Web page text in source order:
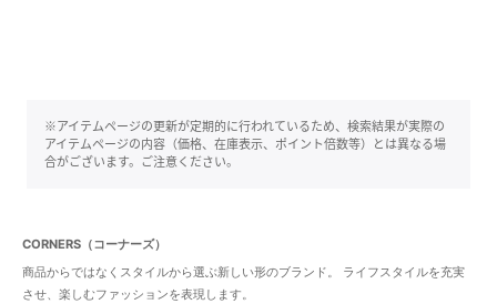
※アイテムページの更新が定期的に行われているため、検索結果が実際の
アイテムページの内容（価格、在庫表示、ポイント倍数等）とは異なる場
合がございます。ご注意ください。
CORNERS（コーナーズ）
商品からではなくスタイルから選ぶ新しい形のブランド。 ライフスタイルを充実
させ、楽しむファッションを表現します。